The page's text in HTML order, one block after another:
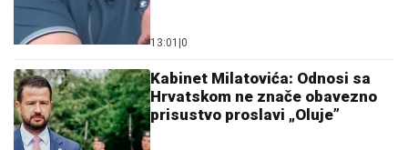
13:01 0
Kabinet Milatovića: Odnosi sa
Hrvatskom ne znače obavezno
prisustvo proslavi „Oluje”